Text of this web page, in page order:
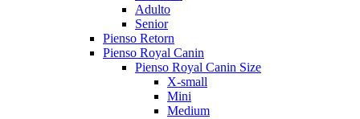
Adulto
Senior
Pienso Retorn
Pienso Royal Canin
Pienso Royal Canin Size
X-small
Mini
Medium